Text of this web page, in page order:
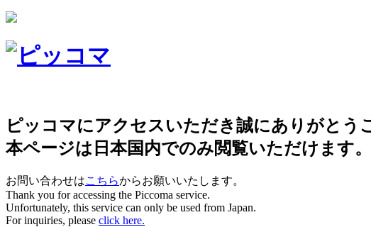
ピッコマにアクセスいただき誠にありがとう
本ページは日本国内でのみ閲覧いただけます。
お問い合わせはこちらからお願いいたします。
Thank you for accessing the Piccoma service.
Unfortunately, this service can only be used from Japan.
For inquiries, please click here.